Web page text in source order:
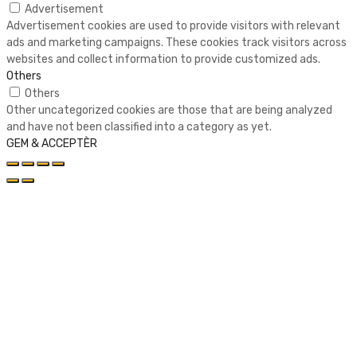
Advertisement
Advertisement cookies are used to provide visitors with relevant
ads and marketing campaigns. These cookies track visitors across
websites and collect information to provide customized ads.
Others
Others
Other uncategorized cookies are those that are being analyzed
and have not been classified into a category as yet.
GEM & ACCEPTÈR